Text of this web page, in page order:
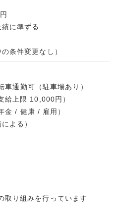
に準ずる
条件変更なし）
通勤可（駐車場あり）
給上限 10,000円）
金 / 健康 / 雇用）
よる）
り組みを行っています